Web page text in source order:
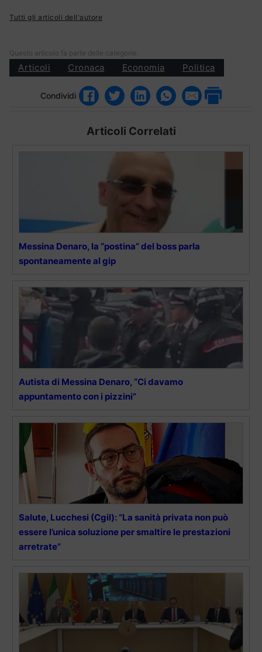
Tutti gli articoli dell'autore
Questo articolo fa parte delle categorie:
Articoli Cronaca Economia Politica
Condividi
Articoli Correlati
Messina Denaro, la “postina” del boss parla
spontaneamente al gip
Autista di Messina Denaro, “Ci davamo
appuntamento con i pizzini”
Salute, Lucchesi (Cgil): “La sanità privata non può
essere l’unica soluzione per smaltire le prestazioni
arretrate”